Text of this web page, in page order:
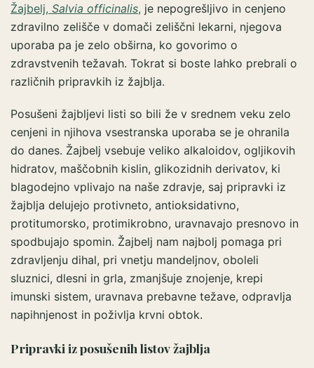
Žajbelj, Salvia officinalis, je nepogrešljivo in cenjeno
zdravilno zelišče v domači zeliščni lekarni, njegova
uporaba pa je zelo obširna, ko govorimo o
zdravstvenih težavah. Tokrat si boste lahko prebrali o
različnih pripravkih iz žajblja.
Posušeni žajbljevi listi so bili že v srednem veku zelo
cenjeni in njihova vsestranska uporaba se je ohranila
do danes. Žajbelj vsebuje veliko alkaloidov, ogljikovih
hidratov, maščobnih kislin, glikozidnih derivatov, ki
blagodejno vplivajo na naše zdravje, saj pripravki iz
žajblja delujejo protivneto, antioksidativno,
protitumorsko, protimikrobno, uravnavajo presnovo in
spodbujajo spomin. Žajbelj nam najbolj pomaga pri
zdravljenju dihal, pri vnetju mandeljnov, oboleli
sluznici, dlesni in grla, zmanjšuje znojenje, krepi
imunski sistem, uravnava prebavne težave, odpravlja
napihnjenost in poživlja krvni obtok.
Pripravki iz posušenih listov žajblja